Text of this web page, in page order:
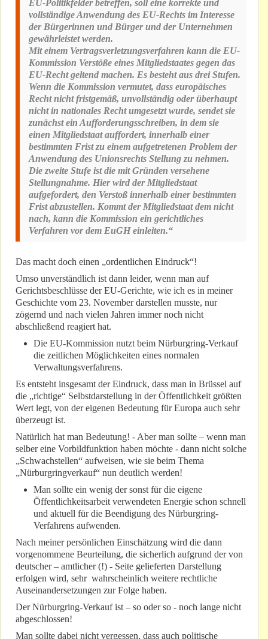
EU-Politikfelder betreffen, soll eine korrekte und
vollständige Anwendung des EU-Rechts im Interesse
der Bürgerinnen und Bürger und der Unternehmen
gewährleistet werden.
Mit einem Vertragsverletzungsverfahren kann die EU-
Kommission Verstöße eines Mitgliedstaates gegen das
EU-Recht geltend machen. Es besteht aus drei Stufen.
Wenn die Kommission vermutet, dass europäisches
Recht nicht fristgemäß, unvollständig oder überhaupt
nicht in nationales Recht umgesetzt wurde, sendet sie
zunächst ein Aufforderungsschreiben, in dem sie
einen Mitgliedstaat auffordert, innerhalb einer
bestimmten Frist zu einem aufgetretenen Problem der
Anwendung des Unionsrechts Stellung zu nehmen.
Die zweite Stufe ist die mit Gründen versehene
Stellungnahme. Hier wird der Mitgliedstaat
aufgefordert, den Verstoß innerhalb einer bestimmten
Frist abzustellen. Kommt der Mitgliedstaat dem nicht
nach, kann die Kommission ein gerichtliches
Verfahren vor dem EuGH einleiten.“
Das macht doch einen „ordentlichen Eindruck“!
Umso unverständlich ist dann leider, wenn man auf
Gerichtsbeschlüsse der EU-Gerichte, wie ich es in meiner
Geschichte vom 23. November darstellen musste, nur
zögernd und nach vielen Jahren immer noch nicht
abschließend reagiert hat.
Die EU-Kommission nutzt beim Nürburgring-Verkauf
die zeitlichen Möglichkeiten eines normalen
Verwaltungsverfahrens.
Es entsteht insgesamt der Eindruck, dass man in Brüssel auf
die „richtige“ Selbstdarstellung in der Öffentlichkeit größten
Wert legt, von der eigenen Bedeutung für Europa auch sehr
überzeugt ist.
Natürlich hat man Bedeutung! - Aber man sollte – wenn man
selber eine Vorbildfunktion haben möchte - dann nicht solche
„Schwachstellen“ aufweisen, wie sie beim Thema
„Nürburgringverkauf“ nun deutlich werden!
Man sollte ein wenig der sonst für die eigene
Öffentlichkeitsarbeit verwendeten Energie schon schnell
und aktuell für die Beendigung des Nürburgring-
Verfahrens aufwenden.
Nach meiner persönlichen Einschätzung wird die dann
vorgenommene Beurteilung, die sicherlich aufgrund der von
deutscher – amtlicher (!) - Seite gelieferten Darstellung
erfolgen wird, sehr wahrscheinlich weitere rechtliche
Auseinandersetzungen zur Folge haben.
Der Nürburgring-Verkauf ist – so oder so - noch lange nicht
abgeschlossen!
Man sollte dabei nicht vergessen, dass auch politische